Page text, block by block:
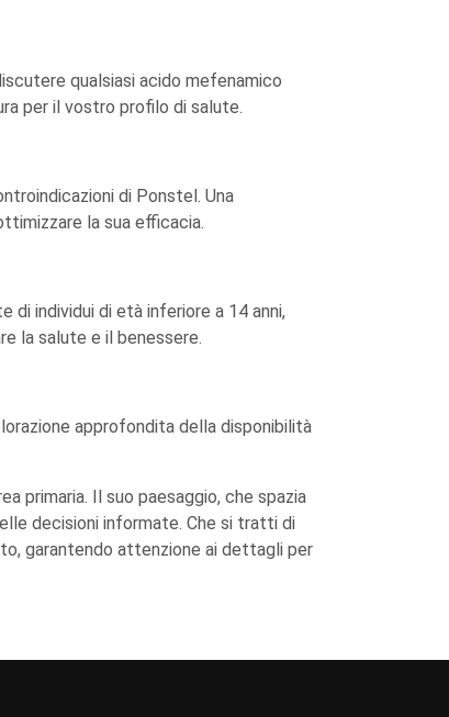
qualsiasi acido mefenamico
per il vostro profilo di salute.
di Ponstel. Una
la sua efficacia.
di individui di età inferiore a 14 anni,
la salute e il benessere.
approfondita della disponibilità
primaria. Il suo paesaggio, che spazia
decisioni informate. Che si tratti di
garantendo attenzione ai dettagli per